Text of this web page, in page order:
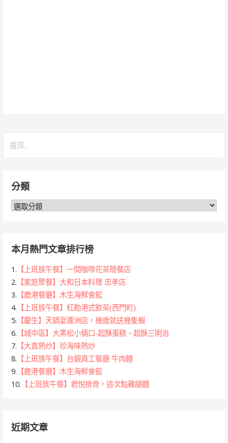
字:分類
分
本月熱門文章排行榜
1. 【上班族午餐】一間咖啡花茶簡餐店
2. 【家庭聚餐】大和日本料理 忠孝店
3. 【鹿港餐廳】木生海鮮會館
4. 【上班族午餐】紅勘港式飲茶(西門町)
5. 【慶生】天鍋宴蘆洲店，幾歲就送幾隻蝦
6. 【城中區】大黑松小倆口-起酥蛋糕、起酥三明治
7. 【大直熱炒】珍海味熱炒
8. 【上班族午餐】台銀員工餐廳 牛肉麵
9. 【鹿港餐廳】木生海鮮會館
10. 【上班族午餐】君悅排骨，這次點雞腿麵
近期文章